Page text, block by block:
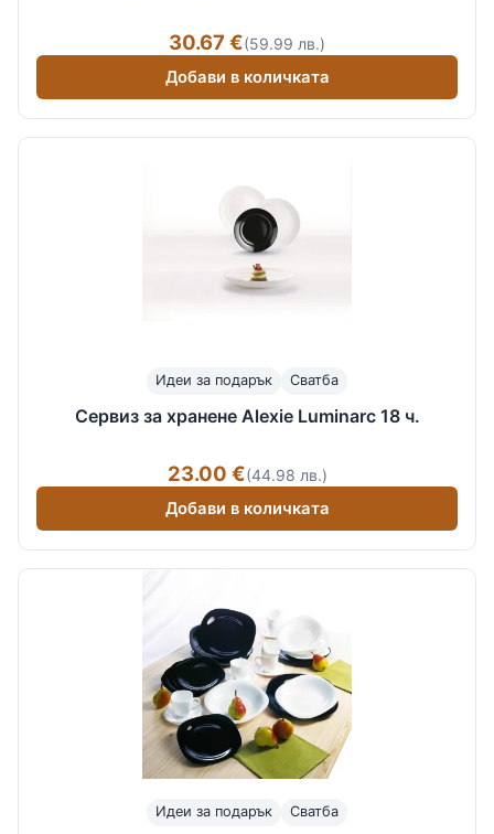
30.67 €(59.99 лв.)
Добави в количката
Идеи за подарък Сватба
Сервиз за хранене Alexie Luminarc 18 ч.
23.00 €(44.98 лв.)
Добави в количката
Идеи за подарък Сватба